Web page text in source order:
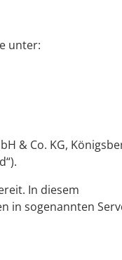
unter:
& Co. KG,
In diesem
in sogenannten